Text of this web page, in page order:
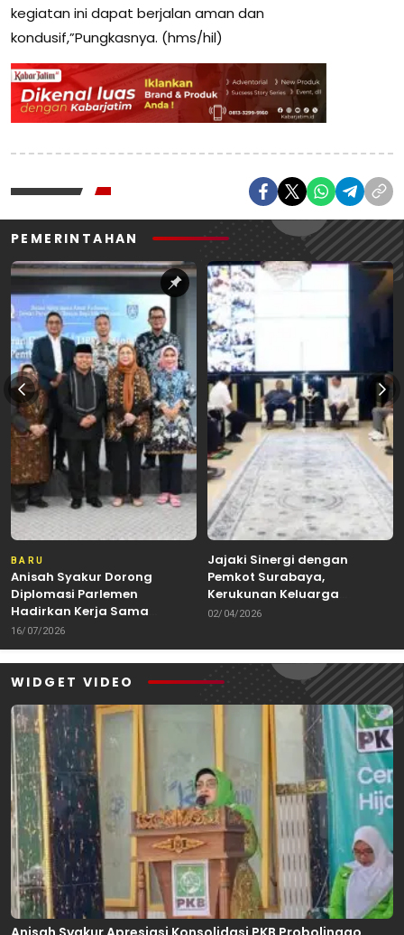
kegiatan ini dapat berjalan aman dan
kondusif,”Pungkasnya. (hms/hil)
PEMERINTAHAN
BARU
Anisah Syakur Dorong
Diplomasi Parlemen
Hadirkan Kerja Sama
Internasional yang
16/07/2026
Jajaki Sinergi dengan
Pemkot Surabaya,
Kerukunan Keluarga
Kalimantan Dorong
02/04/2026
WIDGET VIDEO